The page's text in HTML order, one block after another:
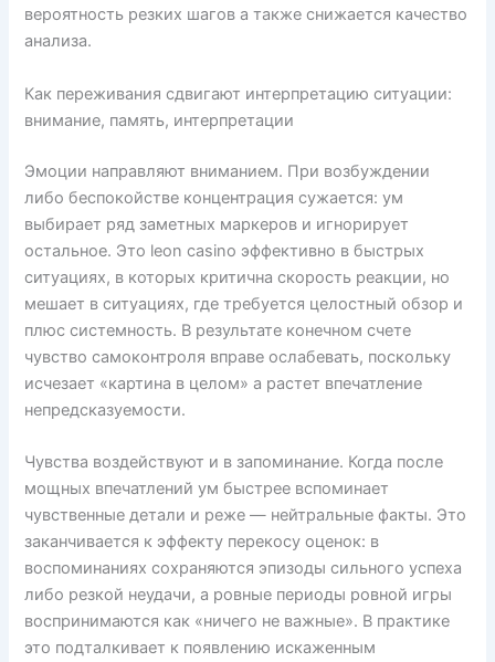
вероятность резких шагов а также снижается качество
анализа.
Как переживания сдвигают интерпретацию ситуации:
внимание, память, интерпретации
Эмоции направляют вниманием. При возбуждении
либо беспокойстве концентрация сужается: ум
выбирает ряд заметных маркеров и игнорирует
остальное. Это leon casino эффективно в быстрых
ситуациях, в которых критична скорость реакции, но
мешает в ситуациях, где требуется целостный обзор и
плюс системность. В результате конечном счете
чувство самоконтроля вправе ослабевать, поскольку
исчезает «картина в целом» а растет впечатление
непредсказуемости.
Чувства воздействуют и в запоминание. Когда после
мощных впечатлений ум быстрее вспоминает
чувственные детали и реже — нейтральные факты. Это
заканчивается к эффекту перекосу оценок: в
воспоминаниях сохраняются эпизоды сильного успеха
либо резкой неудачи, а ровные периоды ровной игры
воспринимаются как «ничего не важные». В практике
это подталкивает к появлению искаженным